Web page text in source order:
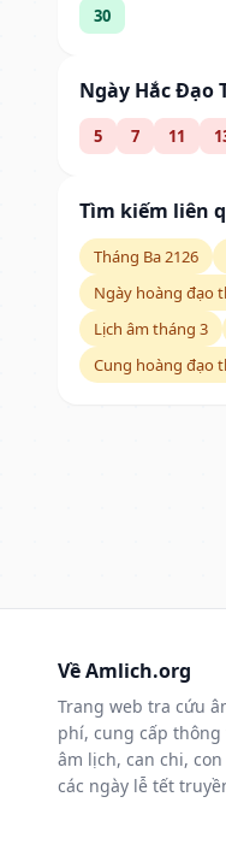
30
Ngày Hắc Đạo
5 7 11
Tìm kiếm liên
Tháng Ba 2126
Ngày hoàng đạo
Lịch âm tháng 3
Cung hoàng đạo
Về Amlich.org
Trang web tra cứu
phí, cung cấp
âm lịch, can chi,
các ngày lễ tết